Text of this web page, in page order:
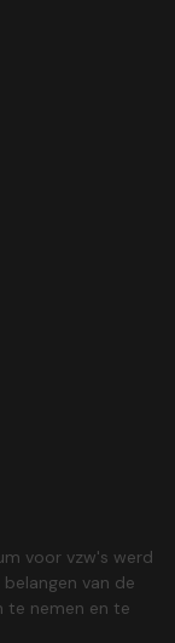
voor vzw's werd
van de
nemen en te